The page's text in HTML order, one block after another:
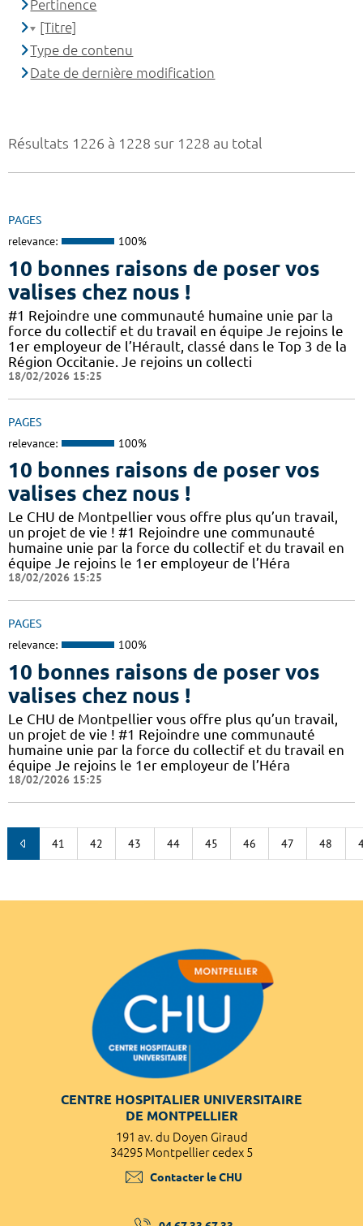
Résultats 1226 à 1228 sur 1228 au total
PAGES
relevance: 100%
10 bonnes raisons de poser vos
valises chez nous !
#1 Rejoindre une communauté humaine unie par la
force du collectif et du travail en équipe Je rejoins le
1er employeur de l’Hérault, classé dans le Top 3 de la
Région Occitanie. Je rejoins un collecti
18/02/2026 15:25
PAGES
relevance: 100%
10 bonnes raisons de poser vos
valises chez nous !
Le CHU de Montpellier vous offre plus qu’un travail,
un projet de vie ! #1 Rejoindre une communauté
humaine unie par la force du collectif et du travail en
équipe Je rejoins le 1er employeur de l’Héra
18/02/2026 15:25
PAGES
relevance: 100%
10 bonnes raisons de poser vos
valises chez nous !
Le CHU de Montpellier vous offre plus qu’un travail,
un projet de vie ! #1 Rejoindre une communauté
humaine unie par la force du collectif et du travail en
équipe Je rejoins le 1er employeur de l’Héra
18/02/2026 15:25
41 42 43 44 45 46 47 48
Pertinence
[Titre]
Type de contenu
Date de dernière modification
CENTRE HOSPITALIER UNIVERSITAIRE
DE MONTPELLIER
191 av. du Doyen Giraud
34295 Montpellier cedex 5
Contacter le CHU